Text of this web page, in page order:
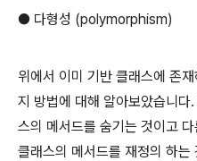
● 다형성 (polymorphism)
위에서 이미 기반 클래스에 존
지 방법에 대해 알아보았습니
스의 메서드를 숨기는 것이고
클래스의 메서드를 재정의 하는